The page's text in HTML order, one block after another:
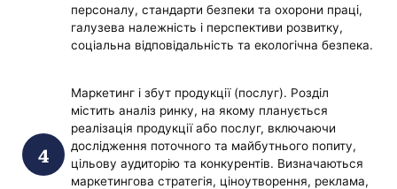
персоналу, стандарти безпеки та охорони праці,
галузева належність і перспективи розвитку,
соціальна відповідальність та екологічна безпека.
Маркетинг і збут продукції (послуг). Розділ
містить аналіз ринку, на якому планується
реалізація продукції або послуг, включаючи
дослідження поточного та майбутнього попиту,
цільову аудиторію та конкурентів. Визначаються
маркетингова стратегія, ціноутворення, реклама,